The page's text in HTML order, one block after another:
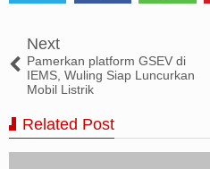
Next
Pamerkan platform GSEV di
IEMS, Wuling Siap Luncurkan
Mobil Listrik
Related Post